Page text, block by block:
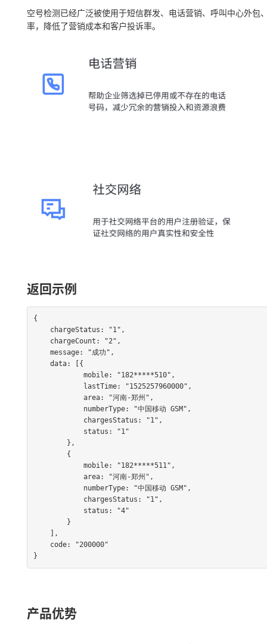
空号检测已经广泛被使用于短信群发、电话营销、呼叫中心外
率，降低了营销成本和客户投诉率。
返回示例
{
}
产品优势